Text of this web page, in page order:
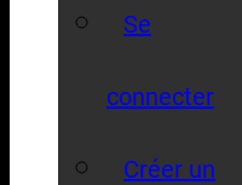
Se
connecter
Créer un